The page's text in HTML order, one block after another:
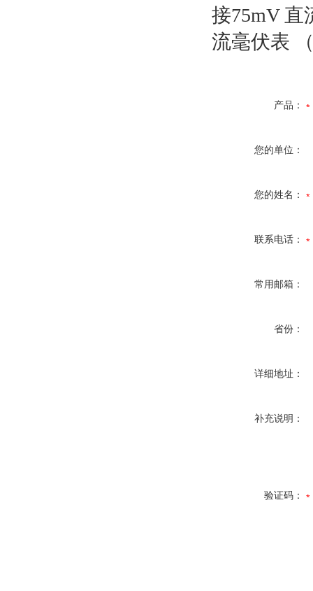
接75mV 直
流毫伏表
产品：
您的单位：
您的姓名：
联系电话：
常用邮箱：
省份：
详细地址：
补充说明：
验证码：